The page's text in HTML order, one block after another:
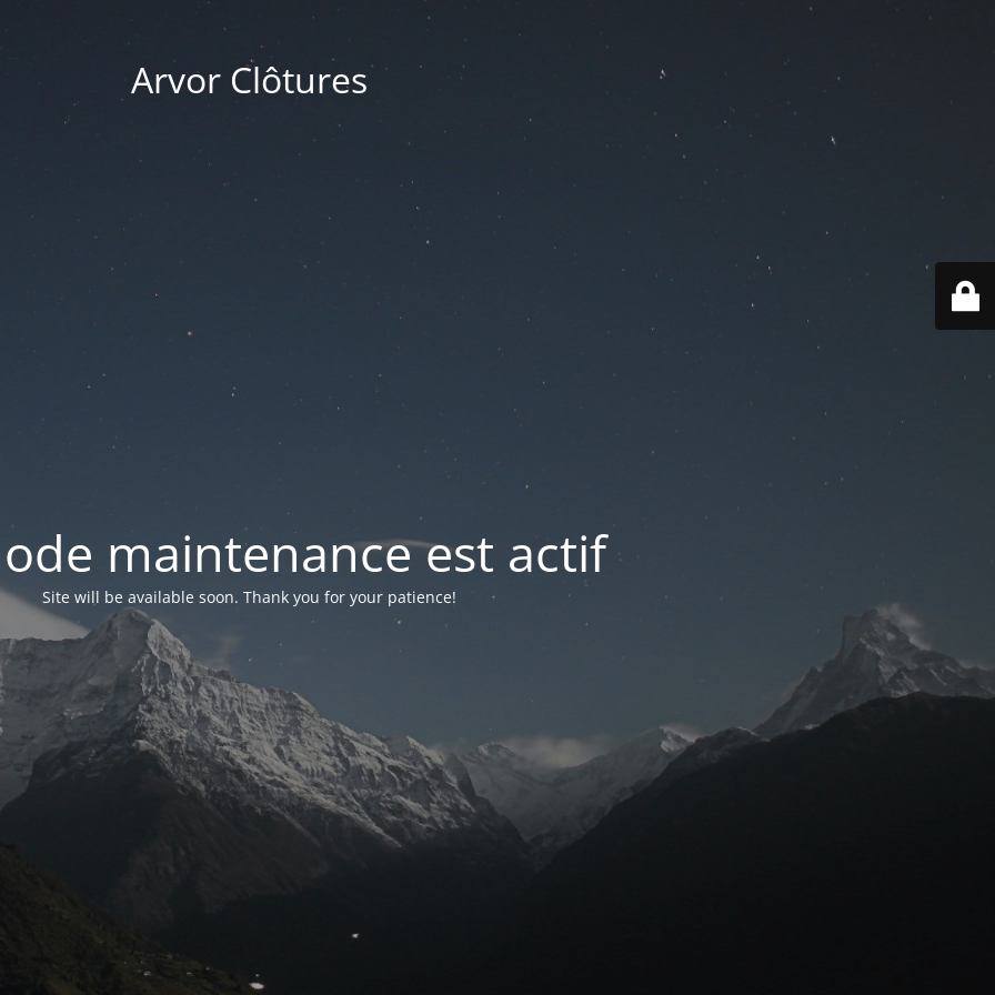
Arvor Clôtures
maintenance est actif
Site will be available soon. Thank you for your patience!